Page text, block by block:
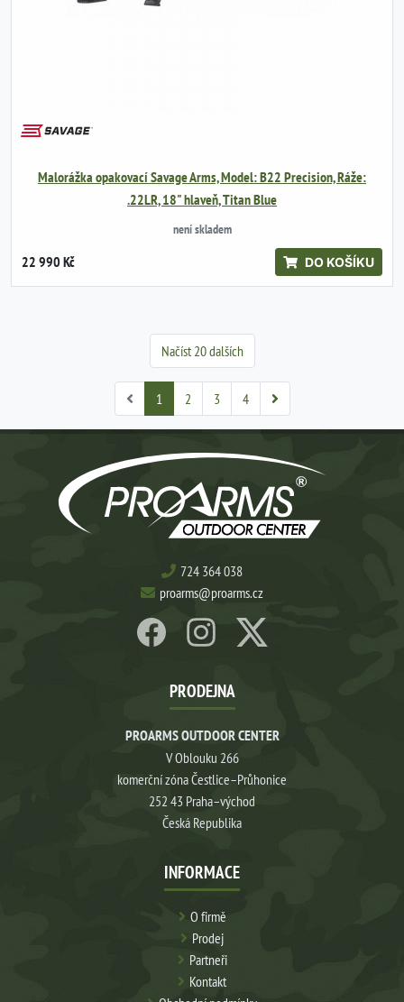
Malorážka opakovací Savage Arms, Model: B22 Precision, Ráže:
.22LR, 18" hlaveň, Titan Blue
není skladem
22 990 Kč DO KOŠÍKU
Načíst 20 dalších
1 2 3 4
724 364 038
proarms@proarms.cz
PRODEJNA
PROARMS OUTDOOR CENTER
V Oblouku 266
komerční zóna Čestlice–Průhonice
252 43 Praha–východ
Česká Republika
INFORMACE
O firmě
Prodej
Partneři
Kontakt